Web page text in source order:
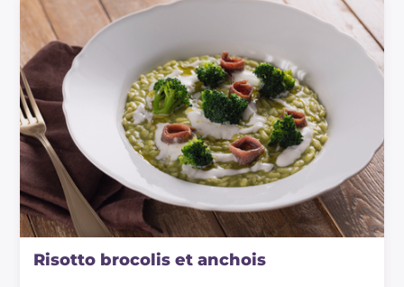
Risotto brocolis et anchois